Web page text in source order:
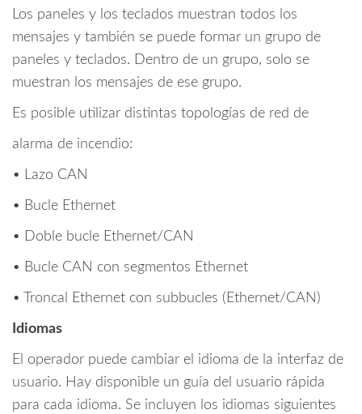
Los paneles y los teclados muestran todos los
mensajes y también se puede formar un grupo de
paneles y teclados. Dentro de un grupo, solo se
muestran los mensajes de ese grupo.
Es posible utilizar distintas topologías de red de
alarma de incendio:
• Lazo CAN
• Bucle Ethernet
• Doble bucle Ethernet/CAN
• Bucle CAN con segmentos Ethernet
• Troncal Ethernet con subbucles (Ethernet/CAN)
Idiomas
El operador puede cambiar el idioma de la interfaz de
usuario. Hay disponible un guía del usuario rápida
para cada idioma. Se incluyen los idiomas siguientes